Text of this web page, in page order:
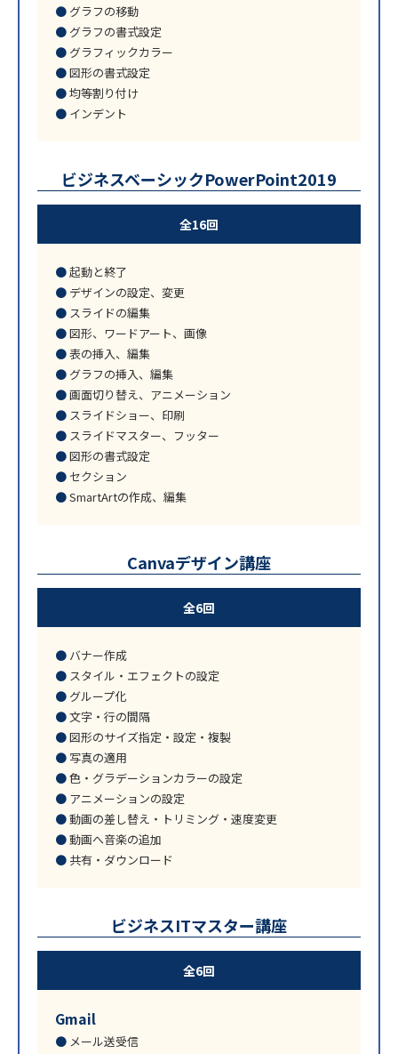
グラフの移動
グラフの書式設定
グラフィックカラー
図形の書式設定
均等割り付け
インデント
ビジネスベーシックPowerPoint2019
全16回
起動と終了
デザインの設定、変更
スライドの編集
図形、ワードアート、画像
表の挿入、編集
グラフの挿入、編集
画面切り替え、アニメーション
スライドショー、印刷
スライドマスター、フッター
図形の書式設定
セクション
SmartArtの作成、編集
Canvaデザイン講座
全6回
バナー作成
スタイル・エフェクトの設定
グループ化
文字・行の間隔
図形のサイズ指定・設定・複製
写真の適用
色・グラデーションカラーの設定
アニメーションの設定
動画の差し替え・トリミング・速度変更
動画へ音楽の追加
共有・ダウンロード
ビジネスITマスター講座
全6回
Gmail
メール送受信